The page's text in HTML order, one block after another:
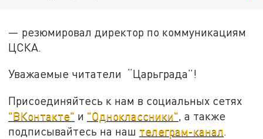
— резюмировал директор по коммуникациям
ЦСКА.
Уважаемые читатели “Царьграда”!
Присоединяйтесь к нам в социальных сетях
"ВКонтакте" и "Одноклассники", а также
подписывайтесь на наш телеграм-канал.